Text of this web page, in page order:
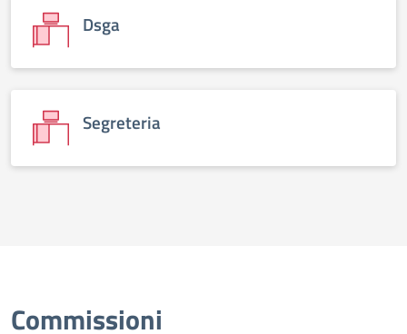
Dsga
Segreteria
Commissioni